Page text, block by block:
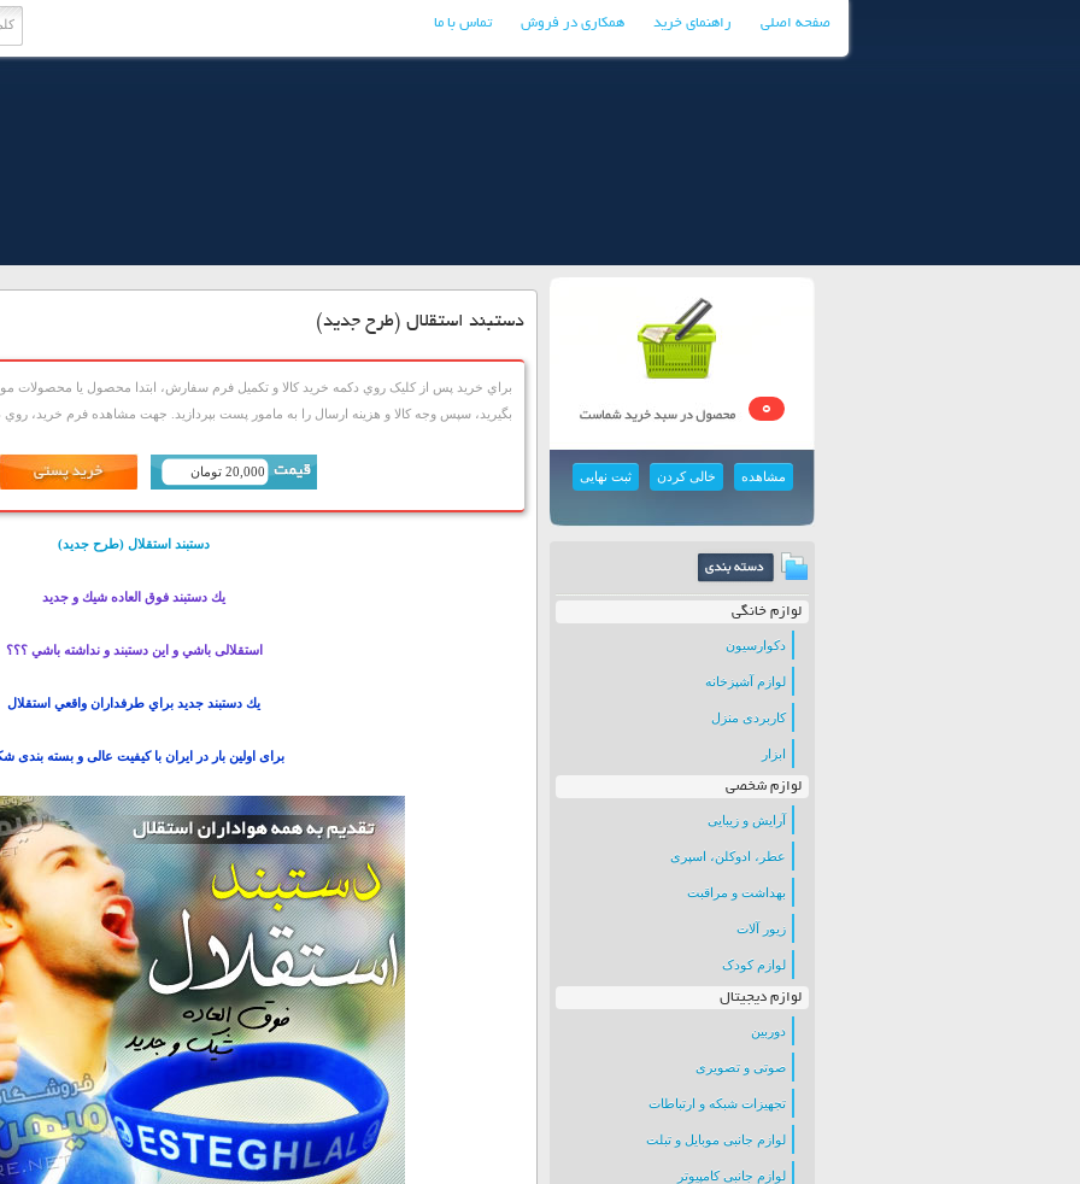
صفحه اصلی راهنمای خرید همکاری در فروش تماس با ما
0
مشاهده خالی کردن ثبت نهایی
لوازم خانگی
دکوارسیون
لوازم آشپزخانه
کاربردی منزل
ابزار
لوازم شخصی
آرایش و زیبایی
عطر، ادوکلن، اسپری
بهداشت و مراقبت
زیور آلات
لوازم کودک
لوازم دیجیتال
دوربین
صوتی و تصویری
تجهیزات شبکه و ارتباطات
لوازم جانبی موبایل و تبلت
لوازم جانبی کامپیوتر
دستبند استقلال (طرح جدید)
براي خريد پس از کليک روي دکمه خريد کالا و تکميل فرم سفارش، ابتدا محصول يا محصولات
بگيريد، سپس وجه کالا و هزينه ارسال را به مامور پست بپردازيد. جهت مشاهده فرم خريد، روي
20,000 تومان
دستبند استقلال (طرح جدید)
يك دستبند فوق العاده شيك و جديد
استقلالی باشي و اين دستبند و نداشته باشي ؟؟؟
يك دستبند جديد براي طرفداران واقعي استقلال
برای اولین بار در ایران با کیفیت عالی و بسته بندی